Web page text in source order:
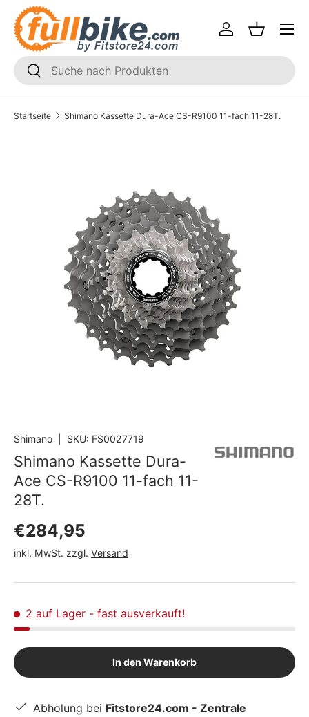
Direkt zum Inhalt
SUCHEN
Suchen
Einloggen
Menü
Startseite Shimano Kassette Dura-Ace CS-R9100 11-fach 11-28T.
Shimano SKU: FS0027719
Shimano Kassette Dura-
Ace CS-R9100 11-fach 11-
28T.
Normaler Preis
€284,95
inkl. MwSt. zzgl. Versand
2 auf Lager - fast ausverkauft!
In den Warenkorb
Abholung bei Fitstore24.com - Zentrale